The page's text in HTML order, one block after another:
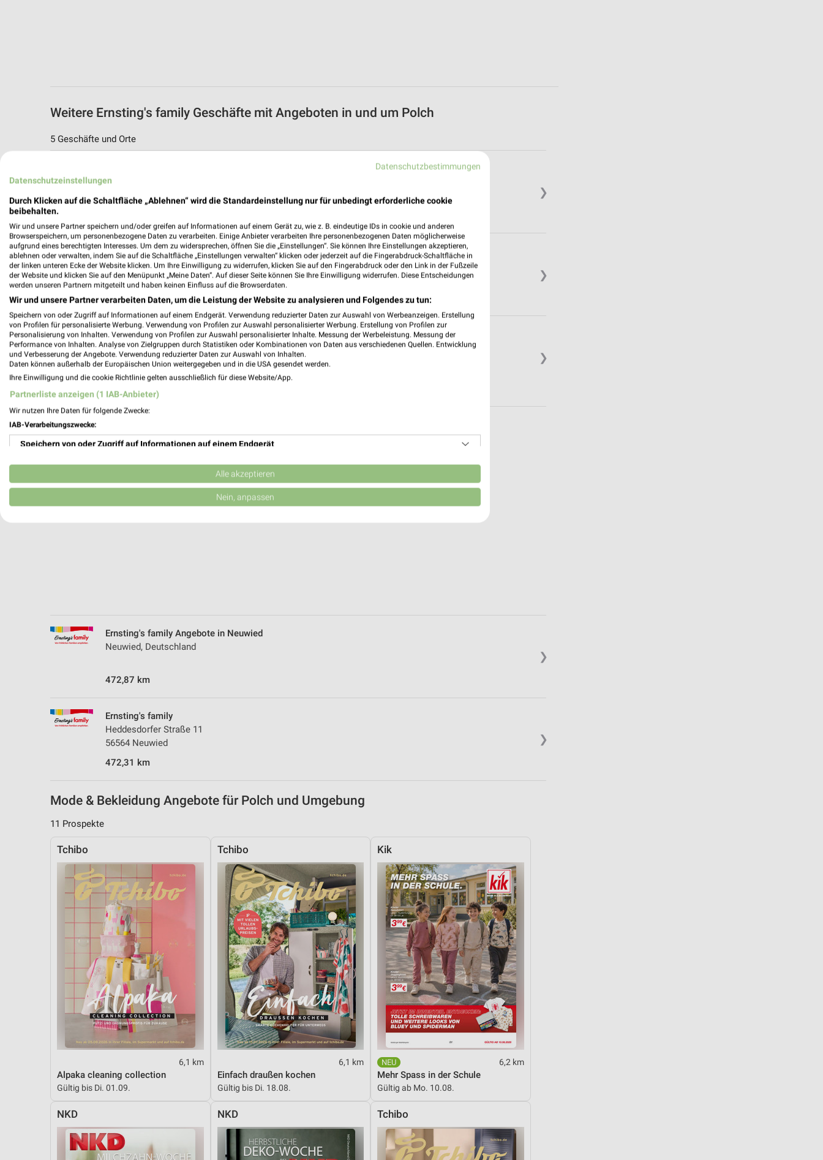
Weitere Ernsting's family Geschäfte mit Angeboten in und um Polch
5 Geschäfte und Orte
❯
Mayen, Deutschland
❯
Ernsting's family
Marktstraße 27
56727 Mayen
492,69 km
❯
Ernsting's family Angebote in Andernach
Andernach, Deutschland
474,99 km
❯
Ernsting's family Angebote in Neuwied
Neuwied, Deutschland
472,87 km
❯
Ernsting's family
Heddesdorfer Straße 11
56564 Neuwied
472,31 km
Mode & Bekleidung Angebote für Polch und Umgebung
11 Prospekte
Tchibo
6,1 km
Alpaka cleaning collection
Gültig bis Di. 01.09.
Tchibo
6,1 km
Einfach draußen kochen
Gültig bis Di. 18.08.
Kik
6,2 km
Mehr Spass in der Schule
Gültig ab Mo. 10.08.
NKD NKD Tchibo
Datenschutzbestimmungen
Datenschutzeinstellungen
Durch Klicken auf die Schaltfläche „Ablehnen“ wird die Standardeinstellung nur für unbedingt erforderliche cookie
beibehalten.
Wir und unsere Partner speichern und/oder greifen auf Informationen auf einem Gerät zu, wie z. B. eindeutige IDs in cookie und anderen
Browserspeichern, um personenbezogene Daten zu verarbeiten. Einige Anbieter verarbeiten Ihre personenbezogenen Daten möglicherweise
aufgrund eines berechtigten Interesses. Um dem zu widersprechen, öffnen Sie die „Einstellungen“. Sie können Ihre Einstellungen akzeptieren,
ablehnen oder verwalten, indem Sie auf die Schaltfläche „Einstellungen verwalten“ klicken oder jederzeit auf die Fingerabdruck-Schaltfläche in
der linken unteren Ecke der Website klicken. Um Ihre Einwilligung zu widerrufen, klicken Sie auf den Fingerabdruck oder den Link in der Fußzeile
der Website und klicken Sie auf den Menüpunkt „Meine Daten“. Auf dieser Seite können Sie Ihre Einwilligung widerrufen. Diese Entscheidungen
werden unseren Partnern mitgeteilt und haben keinen Einfluss auf die Browserdaten.
Wir und unsere Partner verarbeiten Daten, um die Leistung der Website zu analysieren und Folgendes zu tun:
Speichern von oder Zugriff auf Informationen auf einem Endgerät. Verwendung reduzierter Daten zur Auswahl von Werbeanzeigen. Erstellung
von Profilen für personalisierte Werbung. Verwendung von Profilen zur Auswahl personalisierter Werbung. Erstellung von Profilen zur
Personalisierung von Inhalten. Verwendung von Profilen zur Auswahl personalisierter Inhalte. Messung der Werbeleistung. Messung der
Performance von Inhalten. Analyse von Zielgruppen durch Statistiken oder Kombinationen von Daten aus verschiedenen Quellen. Entwicklung
und Verbesserung der Angebote. Verwendung reduzierter Daten zur Auswahl von Inhalten.
Daten können außerhalb der Europäischen Union weitergegeben und in die USA gesendet werden.
Ihre Einwilligung und die cookie Richtlinie gelten ausschließlich für diese Website/App.
Partnerliste anzeigen (1 IAB-Anbieter)
Wir nutzen Ihre Daten für folgende Zwecke:
IAB-Verarbeitungszwecke:
Speichern von oder Zugriff auf Informationen auf einem Endgerät
Verwendung reduzierter Daten zur Auswahl von Werbeanzeigen
Erstellung von Profilen für personalisierte Werbung
Analyse von Zielgruppen durch Statistiken oder Kombinationen von Daten aus verschiedenen
Entwicklung und Verbesserung der Angebote
IAB-Besonderheiten:
Verwendung genauer Standortdaten
Geräte anhand von aktiv angeforderten Informationen identifizieren
Alle akzeptieren
Nein, anpassen